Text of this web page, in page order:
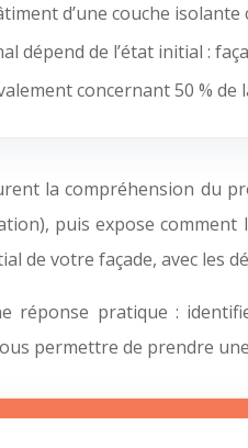
d’une couche
dépend de l’état initial :
concernant 50 %
la compréhension du
puis expose
de votre façade, avec
réponse pratique :
permettre de prendre